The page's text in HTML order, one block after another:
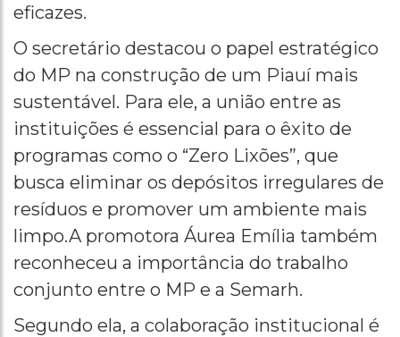
eficazes.
O secretário destacou o papel estratégico
do MP na construção de um Piauí mais
sustentável. Para ele, a união entre as
instituições é essencial para o êxito de
programas como o “Zero Lixões”, que
busca eliminar os depósitos irregulares de
resíduos e promover um ambiente mais
limpo.A promotora Áurea Emília também
reconheceu a importância do trabalho
conjunto entre o MP e a Semarh.
Segundo ela, a colaboração institucional é